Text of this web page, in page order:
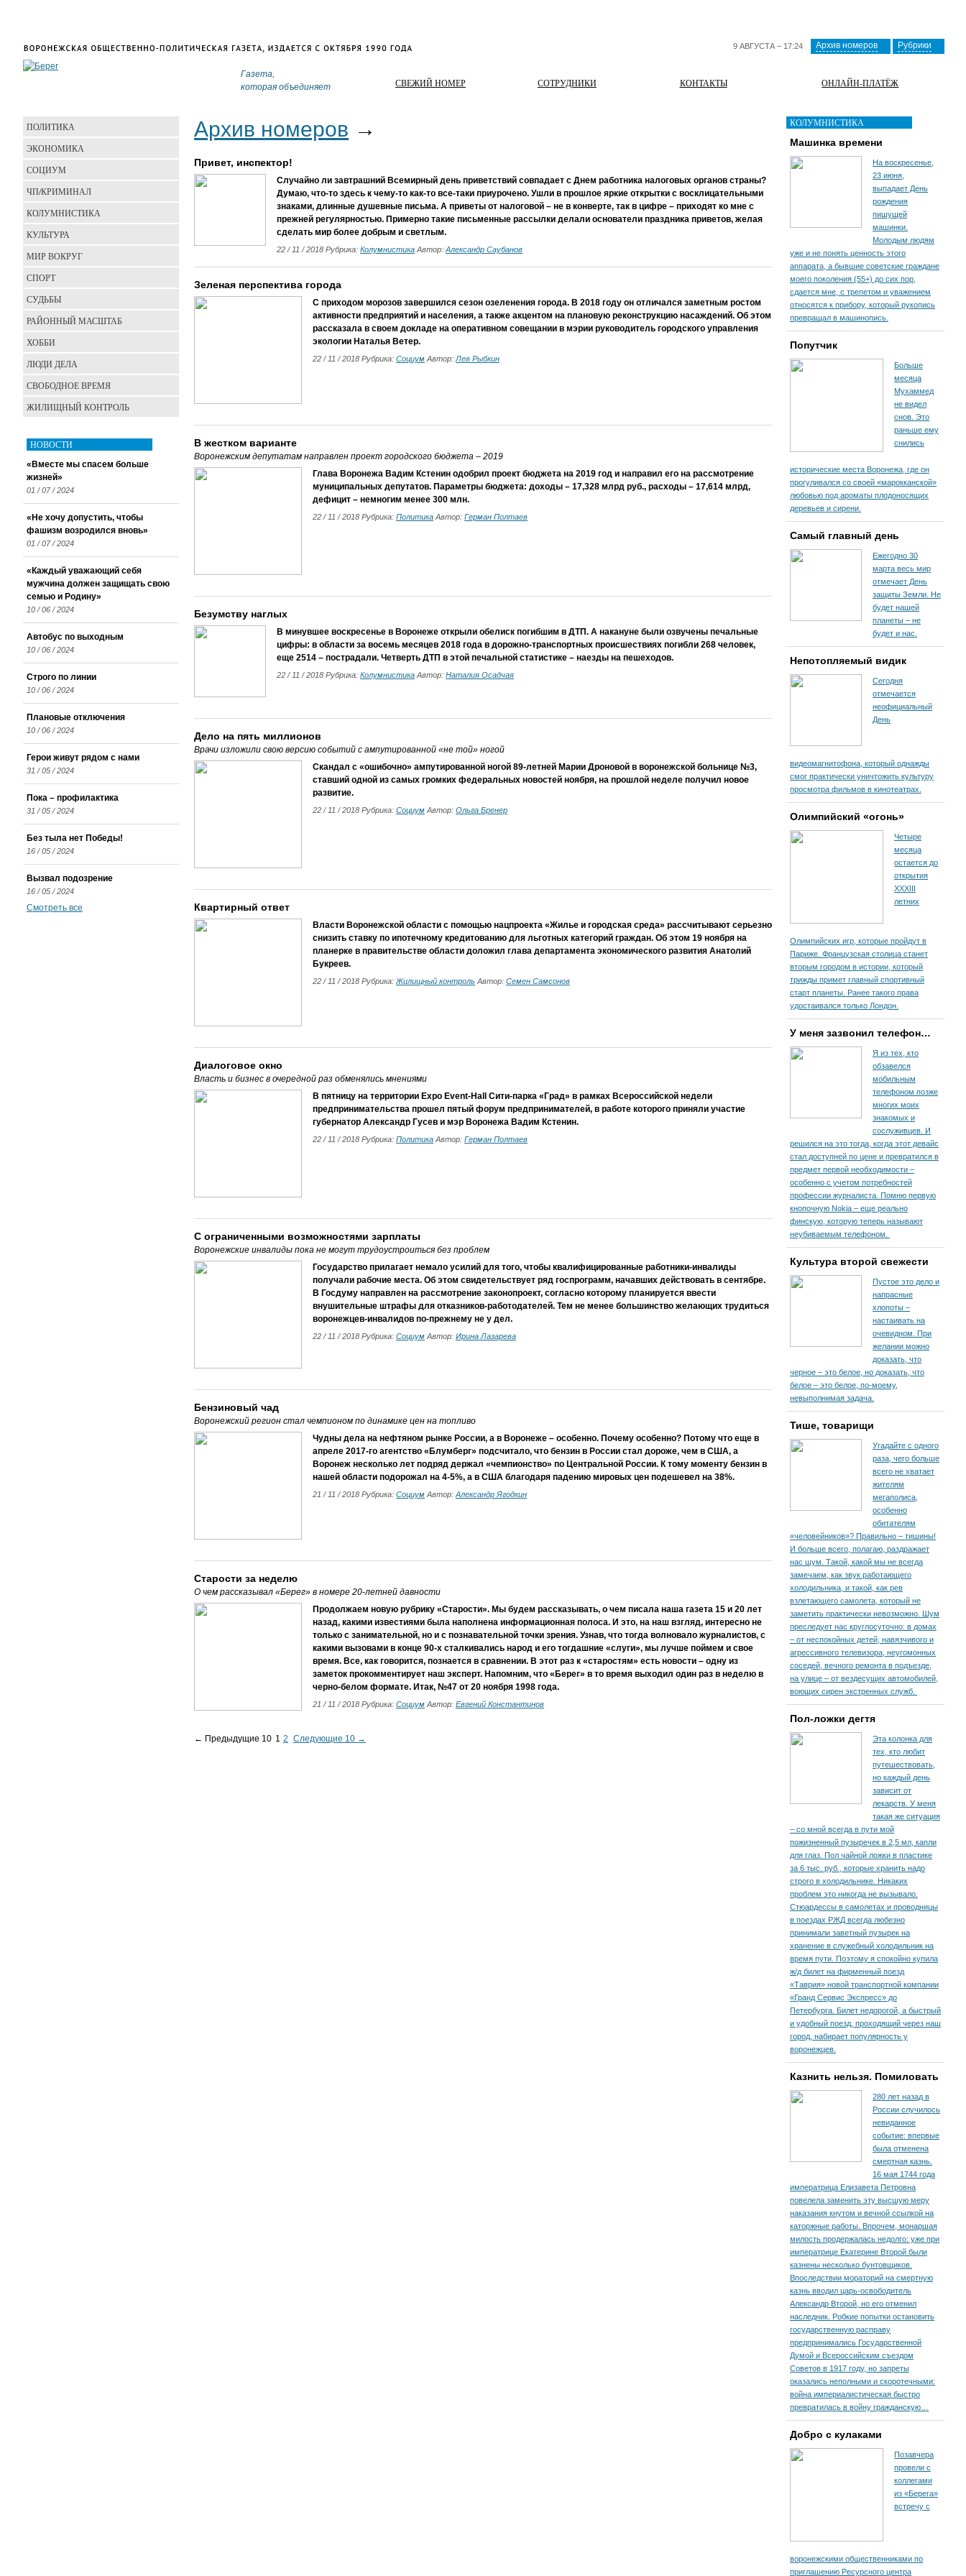
9 АВГУСТА – 17:24 Архив номеров Рубрики
Газета,
которая объединяет
СВЕЖИЙ НОМЕР СОТРУДНИКИ КОНТАКТЫ ОНЛАЙН-ПЛАТЁЖ
Архив номеров →
Привет, инспектор!
Случайно ли завтрашний Всемирный день приветствий совпадает с Днем работника налоговых органов страны?
Думаю, что-то здесь к чему-то как-то все-таки приурочено. Ушли в прошлое яркие открытки с восклицательными
знаками, длинные душевные письма. А приветы от налоговой – не в конверте, так в цифре – приходят ко мне с
прежней регулярностью. Примерно такие письменные рассылки делали основатели праздника приветов, желая
сделать мир более добрым и светлым.
22 / 11 / 2018 Рубрика: Колумнистика Автор: Александр Саубанов
Зеленая перспектива города
С приходом морозов завершился сезон озеленения города. В 2018 году он отличался заметным ростом
активности предприятий и населения, а также акцентом на плановую реконструкцию насаждений. Об этом
рассказала в своем докладе на оперативном совещании в мэрии руководитель городского управления
экологии Наталья Ветер.
22 / 11 / 2018 Рубрика: Социум Автор: Лев Рыбкин
В жестком варианте
Воронежским депутатам направлен проект городского бюджета – 2019
Глава Воронежа Вадим Кстенин одобрил проект бюджета на 2019 год и направил его на рассмотрение
муниципальных депутатов. Параметры бюджета: доходы – 17,328 млрд руб., расходы – 17,614 млрд,
дефицит – немногим менее 300 млн.
22 / 11 / 2018 Рубрика: Политика Автор: Герман Полтаев
Безумству наглых
В минувшее воскресенье в Воронеже открыли обелиск погибшим в ДТП. А накануне были озвучены печальные
цифры: в области за восемь месяцев 2018 года в дорожно-транспортных происшествиях погибли 268 человек,
еще 2514 – пострадали. Четверть ДТП в этой печальной статистике – наезды на пешеходов.
22 / 11 / 2018 Рубрика: Колумнистика Автор: Наталия Осадчая
Дело на пять миллионов
Врачи изложили свою версию событий с ампутированной «не той» ногой
Скандал с «ошибочно» ампутированной ногой 89-летней Марии Дроновой в воронежской больнице №3,
ставший одной из самых громких федеральных новостей ноября, на прошлой неделе получил новое
развитие.
22 / 11 / 2018 Рубрика: Социум Автор: Ольга Бренер
Квартирный ответ
Власти Воронежской области с помощью нацпроекта «Жилье и городская среда» рассчитывают серьезно
снизить ставку по ипотечному кредитованию для льготных категорий граждан. Об этом 19 ноября на
планерке в правительстве области доложил глава департамента экономического развития Анатолий
Букреев.
22 / 11 / 2018 Рубрика: Жилищный контроль Автор: Семен Самсонов
Диалоговое окно
Власть и бизнес в очередной раз обменялись мнениями
В пятницу на территории Expo Event-Hall Сити-парка «Град» в рамках Всероссийской недели
предпринимательства прошел пятый форум предпринимателей, в работе которого приняли участие
губернатор Александр Гусев и мэр Воронежа Вадим Кстенин.
22 / 11 / 2018 Рубрика: Политика Автор: Герман Полтаев
С ограниченными возможностями зарплаты
Воронежские инвалиды пока не могут трудоустроиться без проблем
Государство прилагает немало усилий для того, чтобы квалифицированные работники-инвалиды
получали рабочие места. Об этом свидетельствует ряд госпрограмм, начавших действовать в сентябре.
В Госдуму направлен на рассмотрение законопроект, согласно которому планируется ввести
внушительные штрафы для отказников-работодателей. Тем не менее большинство желающих трудиться
воронежцев-инвалидов по-прежнему не у дел.
22 / 11 / 2018 Рубрика: Социум Автор: Ирина Лазарева
Бензиновый чад
Воронежский регион стал чемпионом по динамике цен на топливо
Чудны дела на нефтяном рынке России, а в Воронеже – особенно. Почему особенно? Потому что еще в
апреле 2017-го агентство «Блумберг» подсчитало, что бензин в России стал дороже, чем в США, а
Воронеж несколько лет подряд держал «чемпионство» по Центральной России. К тому моменту бензин в
нашей области подорожал на 4-5%, а в США благодаря падению мировых цен подешевел на 38%.
21 / 11 / 2018 Рубрика: Социум Автор: Александр Ягодкин
Старости за неделю
О чем рассказывал «Берег» в номере 20-летней давности
Продолжаем новую рубрику «Старости». Мы будем рассказывать, о чем писала наша газета 15 и 20 лет
назад, какими известиями была наполнена информационная полоса. И это, на наш взгляд, интересно не
только с занимательной, но и с познавательной точки зрения. Узнав, что тогда волновало журналистов, с
какими вызовами в конце 90-х сталкивались народ и его тогдашние «слуги», мы лучше поймем и свое
время. Все, как говорится, познается в сравнении. В этот раз к «старостям» есть новости – одну из
заметок прокомментирует наш эксперт. Напомним, что «Берег» в то время выходил один раз в неделю в
черно-белом формате. Итак, №47 от 20 ноября 1998 года.
21 / 11 / 2018 Рубрика: Социум Автор: Евгений Константинов
← Предыдущие 10 1 2 Следующие 10 →
ПОЛИТИКА
ЭКОНОМИКА
СОЦИУМ
ЧП/КРИМИНАЛ
КОЛУМНИСТИКА
КУЛЬТУРА
МИР ВОКРУГ
СПОРТ
СУДЬБЫ
РАЙОННЫЙ МАСШТАБ
ХОББИ
ЛЮДИ ДЕЛА
СВОБОДНОЕ ВРЕМЯ
ЖИЛИЩНЫЙ КОНТРОЛЬ
НОВОСТИ
«Вместе мы спасем больше
жизней»
01 / 07 / 2024
«Не хочу допустить, чтобы
фашизм возродился вновь»
01 / 07 / 2024
«Каждый уважающий себя
мужчина должен защищать свою
семью и Родину»
10 / 06 / 2024
Автобус по выходным
10 / 06 / 2024
Строго по линии
10 / 06 / 2024
Плановые отключения
10 / 06 / 2024
Герои живут рядом с нами
31 / 05 / 2024
Пока – профилактика
31 / 05 / 2024
Без тыла нет Победы!
16 / 05 / 2024
Вызвал подозрение
16 / 05 / 2024
Смотреть все
КОЛУМНИСТИКА
Машинка времени
На воскресенье,
23 июня,
выпадает День
рождения
пишущей
машинки.
Молодым людям
уже и не понять ценность этого
аппарата, а бывшие советские граждане
моего поколения (55+) до сих пор,
сдается мне, с трепетом и уважением
относятся к прибору, который рукопись
превращал в машинопись.
Попутчик
Больше
месяца
Мухаммед
не видел
снов. Это
раньше ему
снились
исторические места Воронежа, где он
прогуливался со своей «марокканской»
любовью под ароматы плодоносящих
деревьев и сирени.
Самый главный день
Ежегодно 30
марта весь мир
отмечает День
защиты Земли. Не
будет нашей
планеты – не
будет и нас.
Непотопляемый видик
Сегодня
отмечается
неофициальный
День
видеомагнитофона, который однажды
смог практически уничтожить культуру
просмотра фильмов в кинотеатрах.
Олимпийский «огонь»
Четыре
месяца
остается до
открытия
XXXIII
летних
Олимпийских игр, которые пройдут в
Париже. Французская столица станет
вторым городом в истории, который
трижды примет главный спортивный
старт планеты. Ранее такого права
удостаивался только Лондон.
У меня зазвонил телефон…
Я из тех, кто
обзавелся
мобильным
телефоном позже
многих моих
знакомых и
сослуживцев. И
решился на это тогда, когда этот девайс
стал доступней по цене и превратился в
предмет первой необходимости –
особенно с учетом потребностей
профессии журналиста. Помню первую
кнопочную Nokia – еще реально
финскую, которую теперь называют
неубиваемым телефоном.
Культура второй свежести
Пустое это дело и
напрасные
хлопоты –
настаивать на
очевидном. При
желании можно
доказать, что
черное – это белое, но доказать, что
белое – это белое, по-моему,
невыполнимая задача.
Тише, товарищи
Угадайте с одного
раза, чего больше
всего не хватает
жителям
мегаполиса,
особенно
обитателям
«человейников»? Правильно – тишины!
И больше всего, полагаю, раздражает
нас шум. Такой, какой мы не всегда
замечаем, как звук работающего
холодильника, и такой, как рев
взлетающего самолета, который не
заметить практически невозможно. Шум
преследует нас круглосуточно: в домах
– от неспокойных детей, навязчивого и
агрессивного телевизора, неугомонных
соседей, вечного ремонта в подъезде,
на улице – от вездесущих автомобилей,
воющих сирен экстренных служб.
Пол-ложки дегтя
Эта колонка для
тех, кто любит
путешествовать,
но каждый день
зависит от
лекарств. У меня
такая же ситуация
– со мной всегда в пути мой
пожизненный пузыречек в 2,5 мл, капли
для глаз. Пол чайной ложки в пластике
за 6 тыс. руб., которые хранить надо
строго в холодильнике. Никаких
проблем это никогда не вызывало.
Стюардессы в самолетах и проводницы
в поездах РЖД всегда любезно
принимали заветный пузырек на
хранение в служебный холодильник на
время пути. По­этому я спокойно купила
ж/д билет на фирменный поезд
«Таврия» новой транспортной компании
«Гранд Сервис Экспресс» до
Петербурга. Билет недорогой, а быстрый
и удобный поезд, проходящий через наш
город, набирает популярность у
воронежцев.
Казнить нельзя. Помиловать
280 лет назад в
России случилось
невиданное
событие: впервые
была отменена
смертная казнь.
16 мая 1744 года
императрица Елизавета Петровна
повелела заменить эту высшую меру
наказания кнутом и вечной ссылкой на
каторжные работы. Впрочем, монаршая
милость продержалась недолго: уже при
императрице Екатерине Второй были
казнены несколько бунтовщиков.
Впоследствии мораторий на смертную
казнь вводил царь-освободитель
Александр Второй, но его отменил
наследник. Робкие попытки остановить
государственную расправу
предпринимались Государственной
Думой и Всероссийским съездом
Советов в 1917 году, но запреты
оказались неполными и скоротечными:
война империалистическая быстро
превратилась в войну гражданскую…
Добро с кулаками
Позавчера
провели с
коллегами
из «Берега»
встречу с
воронежскими общественниками по
приглашению Ресурсного центра